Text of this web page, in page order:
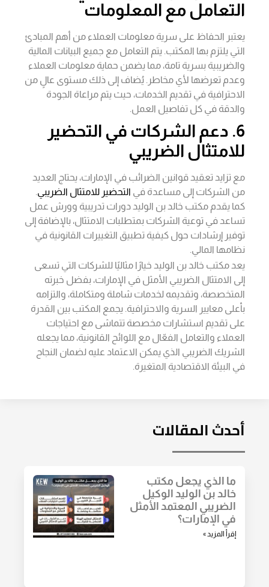
التعامل مع المعلومات
يعتبر الحفاظ على سرية معلومات العملاء من أهم المبادئ
التي يلتزم بها المكتب. يتم التعامل مع جميع البيانات المالية
والضريبية بسرية تامة، مما يضمن حماية معلومات العملاء
وعدم تعرضها لأي مخاطر. يُضاف إلى ذلك مستوى عالٍ من
الاحترافية في تقديم الخدمات، حيث يتم مراعاة الجودة
والدقة في كل تفاصيل العمل.
6. دعم الشركات في التحضير
للامتثال الضريبي
مع تزايد تعقيد قوانين الضرائب في الإمارات، يحتاج العديد
من الشركات إلى مساعدة في التحضير للامتثال الضريبي.
كما يقدم مكتب خالد بن الوليد دورات تدريبية وورش عمل
تساعد في توعية الشركات بمتطلبات الامتثال، بالإضافة إلى
توفير إرشادات حول كيفية تطبيق التغييرات القانونية في
نظامها المالي.
يعد مكتب خالد بن الوليد خيارًا مثاليًا للشركات التي تسعى
إلى الامتثال الضريبي الأمثل في الإمارات، بفضل خبرته
المتخصصة، وتقديمه لخدمات شاملة ومتكاملة، والتزامه
بأعلى معايير السرية والاحترافية. يجمع المكتب بين القدرة
على تقديم استشارات مخصصة تتماشى مع احتياجات
العملاء والتعامل الفعّال مع اللوائح القانونية، مما يجعله
الشريك الضريبي الذي يمكن الاعتماد عليه لضمان النجاح
في البيئة الاقتصادية المتغيرة.
أحدث المقالات
ما الذي يجعل مكتب
خالد بن الوليد الوكيل
الضريبي المعتمد الأمثل
في الإمارات؟
إقرأ المزيد »